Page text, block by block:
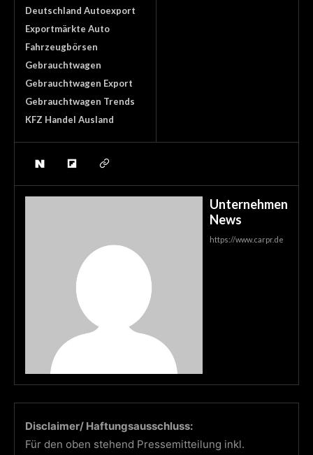
Deutschland Autoexport
Exportmärkte Auto
Fahrzeugbörsen
Gebrauchtwagen
Gebrauchtwagen Export
Gebrauchtwagen Trends
KFZ Handel Ausland
Unternehmen
News
https://www.carpr.de
Disclaimer/ Haftungsausschluss:
Für den oben stehend Pressemitteilung inkl.